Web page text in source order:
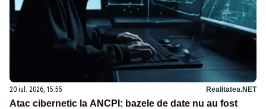
20 iul. 2026, 15:55 Realitatea.NET
Atac cibernetic la ANCPI: bazele de date nu au fost